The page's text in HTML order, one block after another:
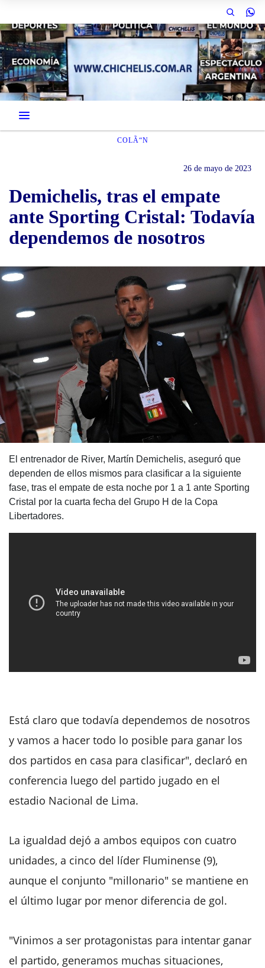
COLÃ“N
26 de mayo de 2023
Demichelis, tras el empate
ante Sporting Cristal: Todavía
dependemos de nosotros
El entrenador de River, Martín Demichelis, aseguró que
dependen de ellos mismos para clasificar a la siguiente
fase, tras el empate de esta noche por 1 a 1 ante Sporting
Cristal por la cuarta fecha del Grupo H de la Copa
Libertadores.
Está claro que todavía dependemos de nosotros
y vamos a hacer todo lo posible para ganar los
dos partidos en casa para clasificar", declaró en
conferencia luego del partido jugado en el
estadio Nacional de Lima.
La igualdad dejó a ambos equipos con cuatro
unidades, a cinco del líder Fluminense (9),
aunque el conjunto "millonario" se mantiene en
el último lugar por menor diferencia de gol.
"Vinimos a ser protagonistas para intentar ganar
el partido, generamos muchas situaciones,